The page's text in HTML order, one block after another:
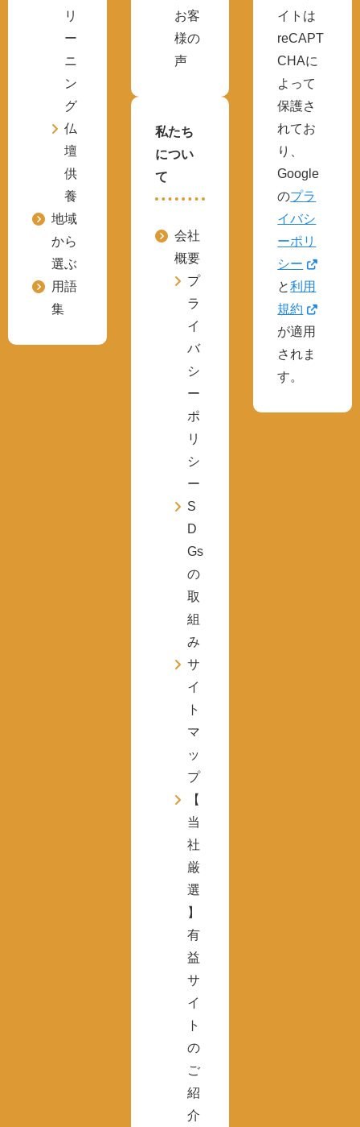
リ
ー
ニ
ン
グ
仏
壇
供
養
地域
から
選ぶ
用語
集
お客
様の
声
私たち
につい
て
会社
概要
プ
ラ
イ
バ
シ
ー
ポ
リ
シ
ー
S
D
Gs
の
取
組
み
サ
イ
ト
マ
ッ
プ
【
当
社
厳
選
】
有
益
サ
イ
ト
の
ご
紹
介
イトは
reCAPT
CHAに
よって
保護さ
れてお
り、
Google
のプラ
イバシ
ーポリ
シー
と利用
規約
が適用
されま
す。